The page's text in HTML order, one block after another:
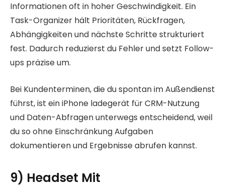
Informationen oft in hoher Geschwindigkeit. Ein
Task-Organizer hält Prioritäten, Rückfragen,
Abhängigkeiten und nächste Schritte strukturiert
fest. Dadurch reduzierst du Fehler und setzt Follow-
ups präzise um.
Bei Kundenterminen, die du spontan im Außendienst
führst, ist ein iPhone ladegerät für CRM-Nutzung
und Daten-Abfragen unterwegs entscheidend, weil
du so ohne Einschränkung Aufgaben
dokumentieren und Ergebnisse abrufen kannst.
9) Headset Mit